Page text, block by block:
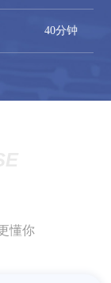
40分钟
懂你